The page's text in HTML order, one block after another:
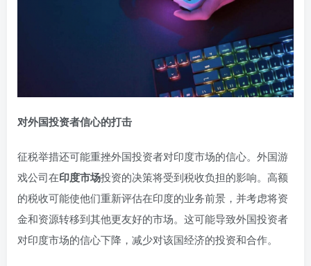
对外国投资者信心的打击
征税举措还可能重挫外国投资者对印度市场的信心。外国游
戏公司在印度市场投资的决策将受到税收负担的影响。高额
的税收可能使他们重新评估在印度的业务前景，并考虑将资
金和资源转移到其他更友好的市场。这可能导致外国投资者
对印度市场的信心下降，减少对该国经济的投资和合作。